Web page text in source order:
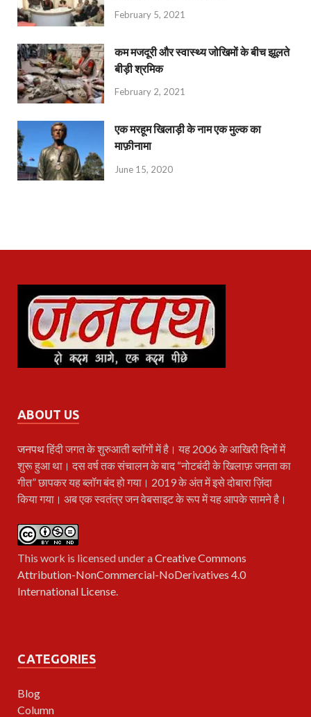
February 5, 2021
कम मजदूरी और स्वास्थ्य जोखिमों के बीच झूलते
बीड़ी श्रमिक
February 2, 2021
एक मरहूम खिलाड़ी के नाम एक मुल्क का
माफ़ीनामा
June 15, 2020
ABOUT US
जनपथहिंदी जगत के शुरुआती ब्लॉगों में है। यह 2006 के आखिरी दिनों में
शुरू हुआ था। दस वर्ष तक संचालन के बाद “नोटबंदी के खिलाफ़ जनता का
गीत” छापकर यह ब्लॉग बंद हो गया। 2019 के अंत में इसे दोबारा ज़िंदा
किया गया। अब एक स्वतंत्र जन वेबसाइट के रूप में यह आपके सामने है।
This work is licensed under aCreative Commons
Attribution-NonCommercial-NoDerivatives 4.0
International License.
CATEGORIES
Blog
Column